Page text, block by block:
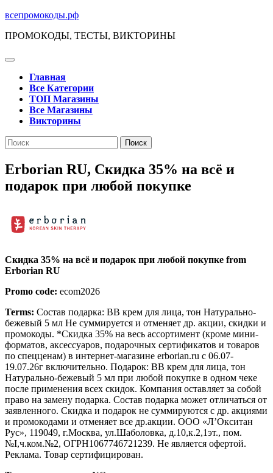
Перейти
содержимому
всепромокоды.рф
ПРОМОКОДЫ, ТЕСТЫ, ВИКТОРИНЫ
Кнопка
ОткрытьГлавная
Все Категории
ТОП Магазины
Все Магазины
Викторины
Кнопка
Закрыть
Поиск
по:
Erborian RU, Скидка 35% на всё и
подарок при любой покупке
Скидка 35% на всё и подарок при любой покупке from
Erborian RU
Promo code: ecom2026
Terms: Состав подарка: BB крем для лица, тон Натурально-
бежевый 5 мл Не суммируется и отменяет др. акции, скидки и
промокоды. *Скидка 35% на весь ассортимент (кроме мини-
форматов, аксессуаров, подарочных сертификатов и товаров
по спецценам) в интернет-магазине erborian.ru с 06.07-
19.07.26г включительно. Подарок: BB крем для лица, тон
Натурально-бежевый 5 мл при любой покупке в одном чеке
после применения всех скидок. Компания оставляет за собой
право на замену подарка. Состав подарка может отличаться от
заявленного. Скидка и подарок не суммируются с др. акциями
и промокодами и отменяет все др.акции. ООО «Л’Окситан
Рус», 119049, г.Москва, ул.Шаболовка, д.10,к.2,1эт., пом.
№I,ч.ком.№2, ОГРН1067746721239. Не является офертой.
Реклама. Товар сертифицирован.